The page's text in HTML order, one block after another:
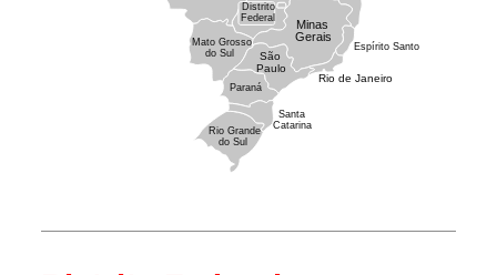
Distrito
Federal
Espírito Santo
Mato Grosso
do Sul
Minas
Gerais
Paraná
Rio de Janeiro
Rio Grande
do Sul
Santa
Catarina
São
Paulo